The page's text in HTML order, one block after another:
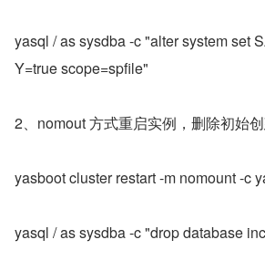
yasql / as sysdba -c "alter system set
Y=true scope=spfile"
2、nomout 方式重启实例，删除初始
yasboot cluster restart -m nomount -c
yasql / as sysdba -c "drop database